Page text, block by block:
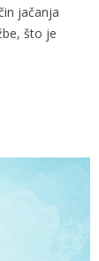
jačanja
što je